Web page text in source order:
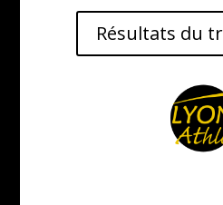
Résultats du